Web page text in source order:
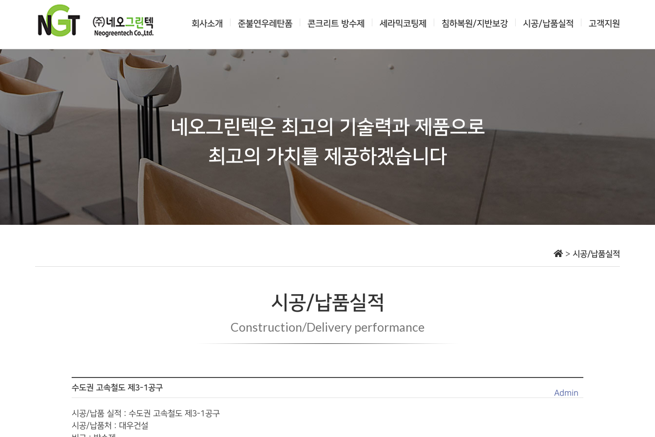
회사소개 준불연우레탄폼 콘크리트 방수제 세라믹코팅제 침하복원/지반보강 시공/납품실적 고객지원
네오그린텍은 최고의 기술력과 제품으로
최고의 가치를 제공하겠습니다
> 시공/납품실적
시공/납품실적
Construction/Delivery performance
수도권 고속철도 제3-1공구
Admin
시공/납품 실적 : 수도권 고속철도 제3-1공구
시공/납품처 : 대우건설